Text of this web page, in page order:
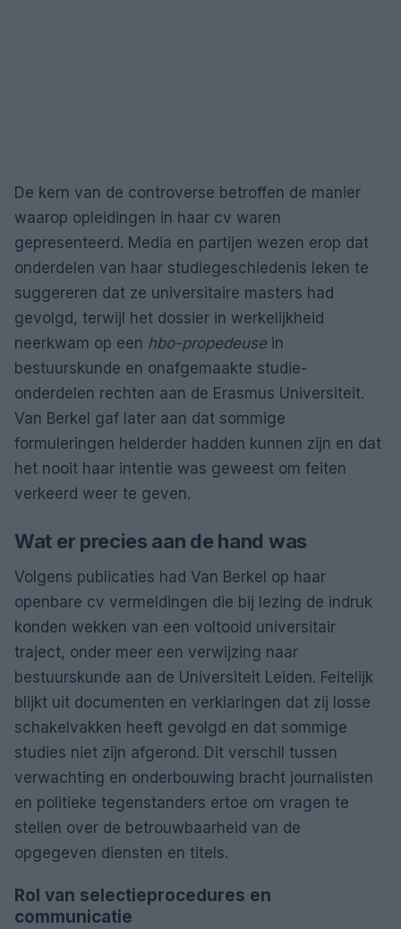
De kern van de controverse betroffen de manier
waarop opleidingen in haar cv waren
gepresenteerd. Media en partijen wezen erop dat
onderdelen van haar studiegeschiedenis leken te
suggereren dat ze universitaire masters had
gevolgd, terwijl het dossier in werkelijkheid
neerkwam op een hbo-propedeusein
bestuurskunde en onafgemaakte studie-
onderdelen rechten aan de Erasmus Universiteit.
Van Berkel gaf later aan dat sommige
formuleringen helderder hadden kunnen zijn en dat
het nooit haar intentie was geweest om feiten
verkeerd weer te geven.
Wat er precies aan de hand was
Volgens publicaties had Van Berkel op haar
openbare cv vermeldingen die bij lezing de indruk
konden wekken van een voltooid universitair
traject, onder meer een verwijzing naar
bestuurskunde aan de Universiteit Leiden. Feitelijk
blijkt uit documenten en verklaringen dat zij losse
schakelvakken heeft gevolgd en dat sommige
studies niet zijn afgerond. Dit verschil tussen
verwachting en onderbouwing bracht journalisten
en politieke tegenstanders ertoe om vragen te
stellen over de betrouwbaarheid van de
opgegeven diensten en titels.
Rol van selectieprocedures en
communicatie